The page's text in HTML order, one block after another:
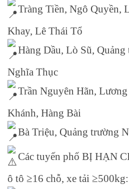
Tràng Tiền, Ngô Quyền,
Khay, Lê Thái Tổ
Hàng Dầu, Lò Sũ,
Nghĩa Thục
Trần Nguyên Hãn, Lương
Khánh, Hàng Bài
Bà Triệu, Quảng trường
Các tuyến phố BỊ HẠN
ô tô ≥16 chỗ, xe tải ≥500kg: